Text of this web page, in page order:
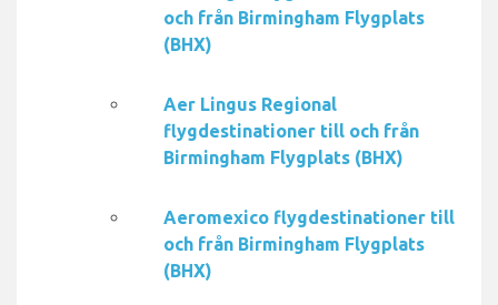
och från Birmingham Flygplats
(BHX)
Aer Lingus Regional
flygdestinationer till och från
Birmingham Flygplats (BHX)
Aeromexico flygdestinationer till
och från Birmingham Flygplats
(BHX)